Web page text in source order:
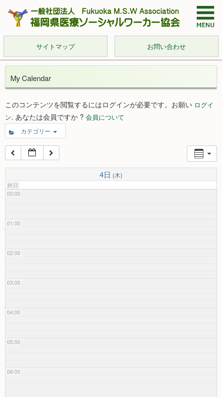
サイトマップ お問い合わせ
My Calendar
このコンテンツを閲覧するにはログインが必要です。お願い ログイ
ン. あなたは会員ですか ? 会員について
カテゴリー
4日 (木)
終日
00:00
01:00
02:00
03:00
04:00
05:00
06:00